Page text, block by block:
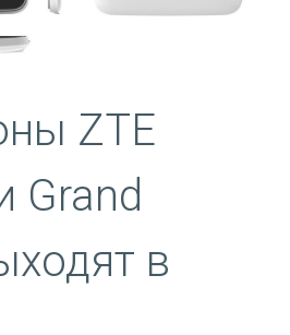
ZTE
Grand
в